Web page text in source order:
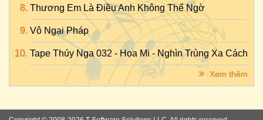
Thương Em Là Điều Anh Không Thể Ngờ
Vô Ngại Pháp
Tape Thúy Nga 032 - Họa Mi - Nghìn Trùng Xa Cách
Xem thêm